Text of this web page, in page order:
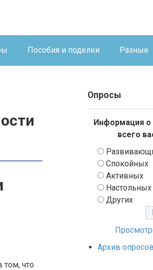
Пособия и поделки Разные
том, что
Опросы
Информация о
всего
Спокойных
Активных
Настольных
Других
Архив опросов